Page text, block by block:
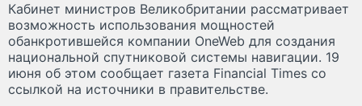
Кабинет министров Великобритании рассматривает
возможность использования мощностей
обанкротившейся компании OneWeb для создания
национальной спутниковой системы навигации. 19
июня об этом сообщает газета Financial Times со
ссылкой на источники в правительстве.